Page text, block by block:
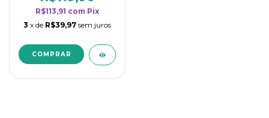
R$113,91 com Pix
3 x de R$39,97 sem juros